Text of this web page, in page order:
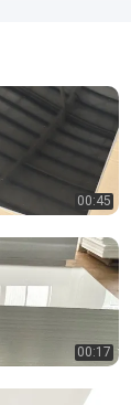
00:45
00:17